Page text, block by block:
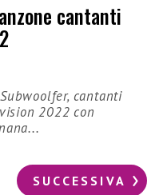
cantanti
cantanti
2022 con
SUCCESSIVA